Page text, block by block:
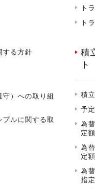
する方針
）への取り組
ルに関する取
ト
ト
積
ト
積
予
為
定
為
定
為
指